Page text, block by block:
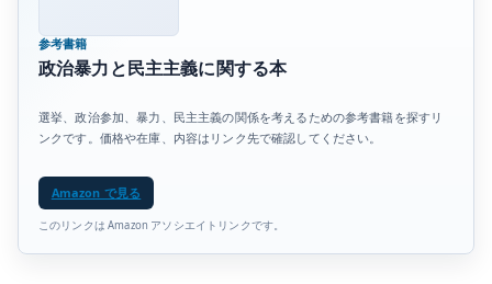
参考書籍
政治暴力と民主主義に関する本
選挙、政治参加、暴力、民主主義の関係を考えるための参考書籍を探すリ
ンクです。価格や在庫、内容はリンク先で確認してください。
Amazon で見る
このリンクは Amazon アソシエイトリンクです。